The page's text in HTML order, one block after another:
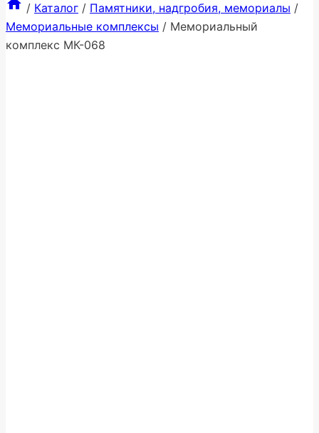
/ Каталог / Памятники, надгробия, мемориалы /
Мемориальные комплексы / Мемориальный
комплекс МК-068